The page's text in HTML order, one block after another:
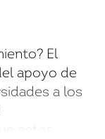
El
apoyo de
a los
estos